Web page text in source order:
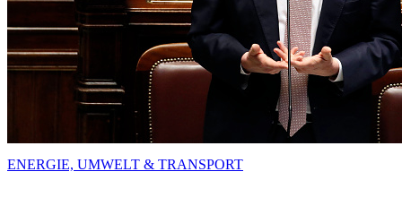
ENERGIE, UMWELT & TRANSPORT